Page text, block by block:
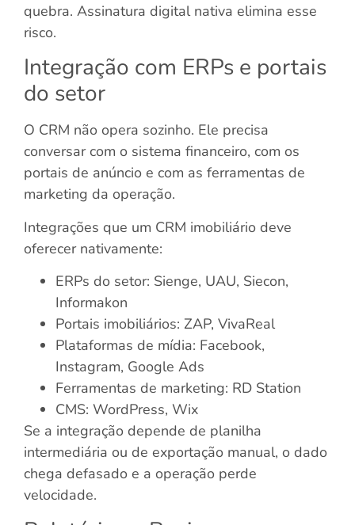
quebra. Assinatura digital nativa elimina esse
risco.
Integração com ERPs e portais
do setor
O CRM não opera sozinho. Ele precisa
conversar com o sistema financeiro, com os
portais de anúncio e com as ferramentas de
marketing da operação.
Integrações que um CRM imobiliário deve
oferecer nativamente:
ERPs do setor: Sienge, UAU, Siecon,
Informakon
Portais imobiliários: ZAP, VivaReal
Plataformas de mídia: Facebook,
Instagram, Google Ads
Ferramentas de marketing: RD Station
CMS: WordPress, Wix
Se a integração depende de planilha
intermediária ou de exportação manual, o dado
chega defasado e a operação perde
velocidade.